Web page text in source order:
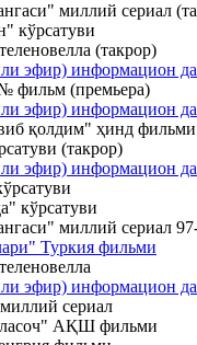
миллий сериал
кўрсатуви
(такрор)
эфир) информацион
фильм (премьера)
эфир) информацион
қолдим" ҳинд фильми
(такрор)
эфир) информацион
кўрсатуви
миллий сериал
Туркия фильми
эфир) информацион
сериал
АҚШ фильми